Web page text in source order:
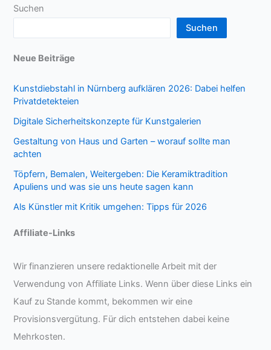
Suchen
Suchen
Neue Beiträge
Kunstdiebstahl in Nürnberg aufklären 2026: Dabei helfen
Privatdetekteien
Digitale Sicherheitskonzepte für Kunstgalerien
Gestaltung von Haus und Garten – worauf sollte man
achten
Töpfern, Bemalen, Weitergeben: Die Keramiktradition
Apuliens und was sie uns heute sagen kann
Als Künstler mit Kritik umgehen: Tipps für 2026
Affiliate-Links
Wir finanzieren unsere redaktionelle Arbeit mit der
Verwendung von Affiliate Links. Wenn über diese Links ein
Kauf zu Stande kommt, bekommen wir eine
Provisionsvergütung. Für dich entstehen dabei keine
Mehrkosten.